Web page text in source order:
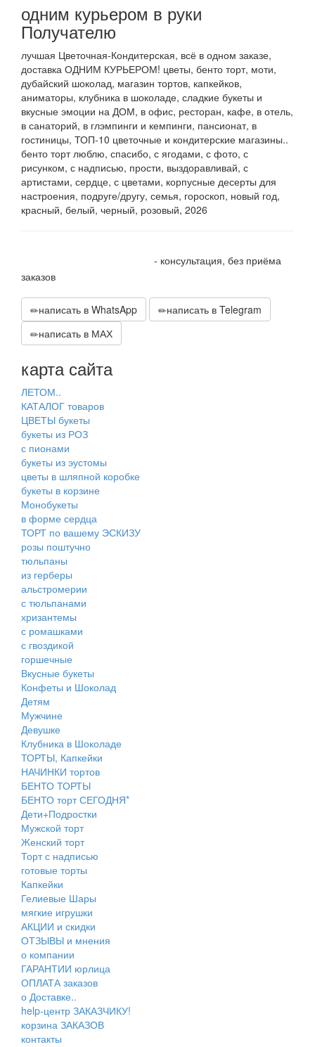
одним курьером в руки
Получателю
лучшая Цветочная-Кондитерская, всё в одном заказе,
доставка ОДНИМ КУРЬЕРОМ! цветы, бенто торт, моти,
дубайский шоколад, магазин тортов, капкейков,
аниматоры, клубника в шоколаде, сладкие букеты и
вкусные эмоции на ДОМ, в офис, ресторан, кафе, в отель,
в санаторий, в глэмпинги и кемпинги, пансионат, в
гостиницы, ТОП-10 цветочные и кондитерские магазины..
бенто торт люблю, спасибо, с ягодами, с фото, с
рисунком, с надписью, прости, выздоравливай, с
артистами, сердце, с цветами, корпусные десерты для
настроения, подруге/другу, семья, гороскоп, новый год,
красный, белый, черный, розовый, 2026
- консультация, без приёма
заказов
написать в WhatsApp
написать в Telegram
написать в МАХ
карта сайта
ЛЕТОМ..
КАТАЛОГ товаров
ЦВЕТЫ букеты
букеты из РОЗ
с пионами
букеты из эустомы
цветы в шляпной коробке
букеты в корзине
Монобукеты
в форме сердца
ТОРТ по вашему ЭСКИЗУ
розы поштучно
тюльпаны
из герберы
альстромерии
с тюльпанами
хризантемы
с ромашками
с гвоздикой
горшечные
Вкусные букеты
Конфеты и Шоколад
Детям
Мужчине
Девушке
Клубника в Шоколаде
ТОРТЫ, Капкейки
НАЧИНКИ тортов
БЕНТО ТОРТЫ
БЕНТО торт СЕГОДНЯ*
Дети+Подростки
Мужской торт
Женский торт
Торт с надписью
готовые торты
Капкейки
Гелиевые Шары
мягкие игрушки
АКЦИИ и скидки
ОТЗЫВЫ и мнения
о компании
ГАРАНТИИ юрлица
ОПЛАТА заказов
о Доставке..
help-центр ЗАКАЗЧИКУ!
корзина ЗАКАЗОВ
контакты